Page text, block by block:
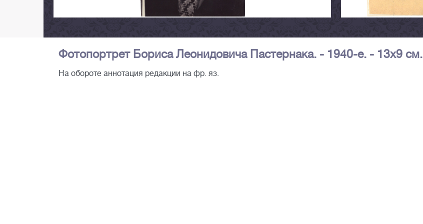
Фотопортрет Бориса Леонидовича Пастернака. - 1940-е. - 13х9 см.
На обороте аннотация редакции на фр. яз.